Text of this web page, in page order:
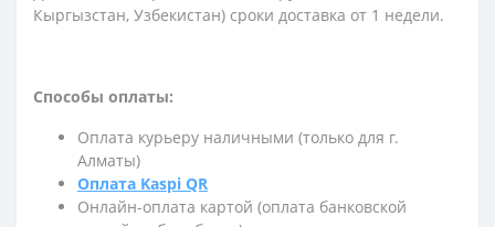
Кыргызстан, Узбекистан) сроки доставка от 1 недели.
Способы оплаты:
Оплата курьеру наличными (только для г.
Алматы)
Оплата Kaspi QR
Онлайн-оплата картой (оплата банковской